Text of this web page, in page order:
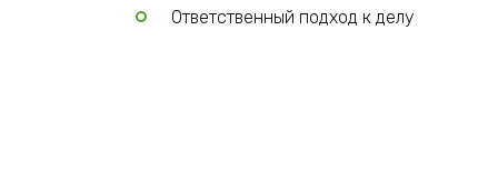
Ответственный подход к делу